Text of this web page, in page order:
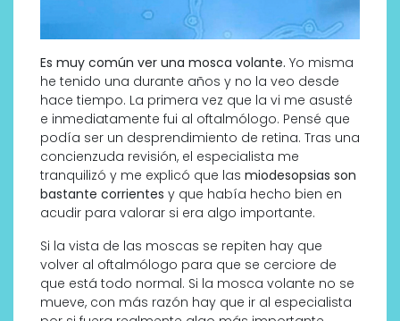
Es muy común ver una mosca volante. Yo misma
he tenido una durante años y no la veo desde
hace tiempo. La primera vez que la vi me asusté
e inmediatamente fui al oftalmólogo. Pensé que
podía ser un desprendimiento de retina. Tras una
concienzuda revisión, el especialista me
tranquilizó y me explicó que las miodesopsias son
bastante corrientes y que había hecho bien en
acudir para valorar si era algo importante.
Si la vista de las moscas se repiten hay que
volver al oftalmólogo para que se cerciore de
que está todo normal. Si la mosca volante no se
mueve, con más razón hay que ir al especialista